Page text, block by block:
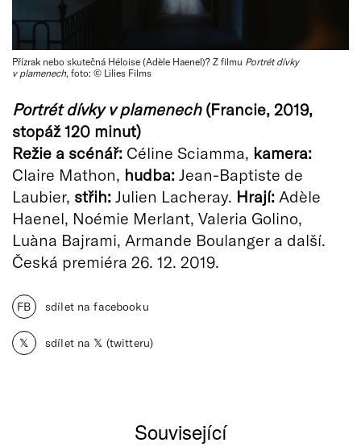
Přízrak nebo skutečná Héloise (Adèle Haenel)? Z filmu Portrét dívky
v plamenech, foto: © Lilies Films
Portrét dívky v plamenech(Francie, 2019,
stopáž 120 minut)
Režie a scénář: Céline Sciamma, kamera:
Claire Mathon, hudba: Jean-Baptiste de
Laubier, střih: Julien Lacheray. Hrají: Adèle
Haenel, Noémie Merlant, Valeria Golino,
Luàna Bajrami, Armande Boulanger a další.
Česká premiéra 26. 12. 2019.
FB sdílet na facebooku
𝕏 sdílet na 𝕏 (twitteru)
Související